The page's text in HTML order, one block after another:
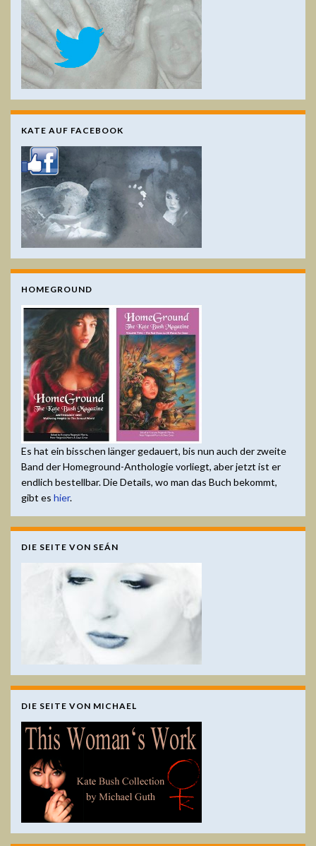
KATE AUF FACEBOOK
HOMEGROUND
Es hat ein bisschen länger gedauert, bis nun auch der zweite
Band der Homeground-Anthologie vorliegt, aber jetzt ist er
endlich bestellbar. Die Details, wo man das Buch bekommt,
gibt es hier.
DIE SEITE VON SEÁN
DIE SEITE VON MICHAEL